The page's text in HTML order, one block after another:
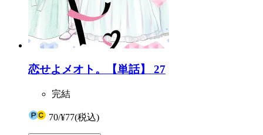
恋せよメオト。【単話】 27
完結
70/¥77(税込)